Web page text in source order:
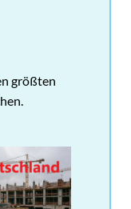
größten